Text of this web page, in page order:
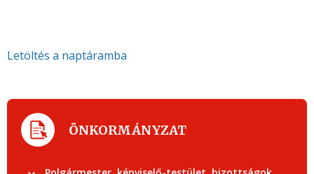
Letöltés a naptáramba
ÖNKORMÁNYZAT